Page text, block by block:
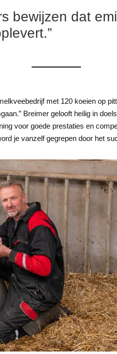
bewijzen dat
met 120 koeien op
Breimer gelooft heilig in
voor goede prestaties en
je vanzelf gegrepen door het